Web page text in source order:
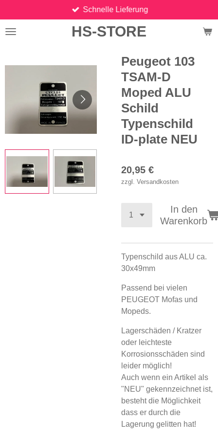
Hauptinhalt
springen
HS-STORE
Schnelle Lieferung
Peugeot 103
TSAM-D
Moped ALU
Schild
Typenschild
ID-plate NEU
20,95 €
zzgl. Versandkosten
In den
Warenkorb
Typenschild aus ALU ca.
30x49mm
Passend bei vielen
PEUGEOT Mofas und
Mopeds.
Lagerschäden / Kratzer
oder leichteste
Korrosionsschäden sind
leider möglich!
Auch wenn ein Artikel als
"NEU" gekennzeichnet ist,
besteht die Möglichkeit
dass er durch die
Lagerung gelitten hat!